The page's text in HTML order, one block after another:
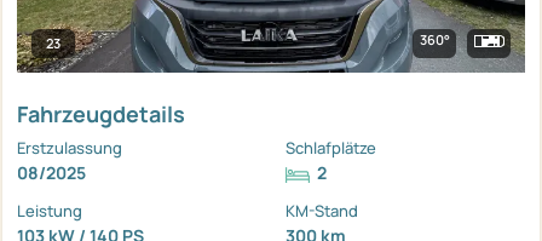
23 360°
Fahrzeugdetails
Erstzulassung
08/2025
Schlafplätze
2
Leistung
103 kW / 140 PS
KM-Stand
300 km